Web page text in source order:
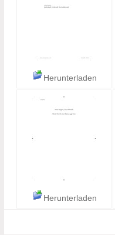
Herunterladen
Herunterladen